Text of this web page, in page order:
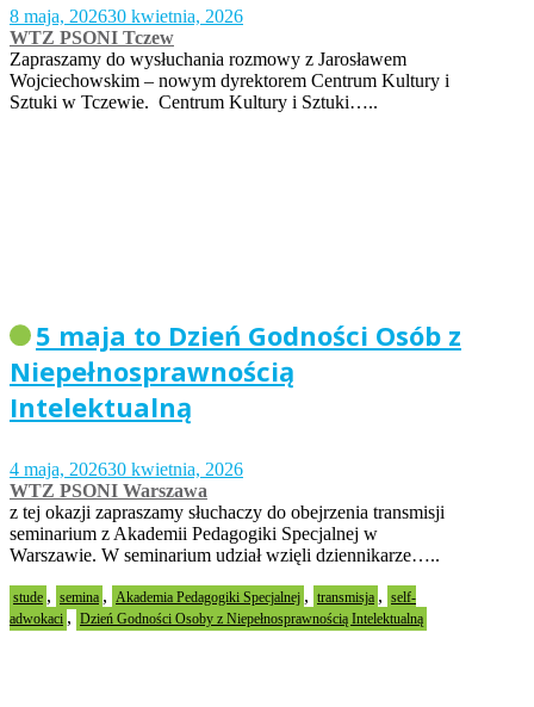
8 maja, 202630 kwietnia, 2026
WTZ PSONI Tczew
Zapraszamy do wysłuchania rozmowy z Jarosławem
Wojciechowskim – nowym dyrektorem Centrum Kultury i
Sztuki w Tczewie. Centrum Kultury i Sztuki…..
5 maja to Dzień Godności Osób z
Niepełnosprawnością
Intelektualną
4 maja, 202630 kwietnia, 2026
WTZ PSONI Warszawa
z tej okazji zapraszamy słuchaczy do obejrzenia transmisji
seminarium z Akademii Pedagogiki Specjalnej w
Warszawie. W seminarium udział wzięli dziennikarze…..
stude , semina , Akademia Pedagogiki Specjalnej , transmisja , self-
adwokaci , Dzień Godności Osoby z Niepełnosprawnością Intelektualną